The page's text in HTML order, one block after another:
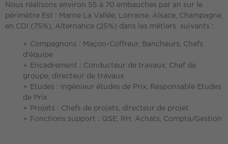
Nous réalisons environ 55 à 70 embauches par an sur le
périmètre Est : Marne La Vallée, Lorraine, Alsace, Champagne,
en CDI (75%), Alternance (25%) dans les métiers suivants :
Compagnons : Maçon-Coffreur, Bancheurs, Chefs
d’équipe
Encadrement : Conducteur de travaux, Chef de
groupe, directeur de travaux
Etudes : Ingénieur études de Prix, Responsable Etudes
de Prix
Projets : Chefs de projets, directeur de projet
Fonctions support : QSE, RH, Achats, Compta/Gestion